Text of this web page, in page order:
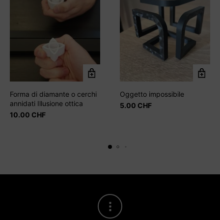
Forma di diamante o cerchi
annidati Illusione ottica
10.00 CHF
Oggetto impossibile
5.00 CHF